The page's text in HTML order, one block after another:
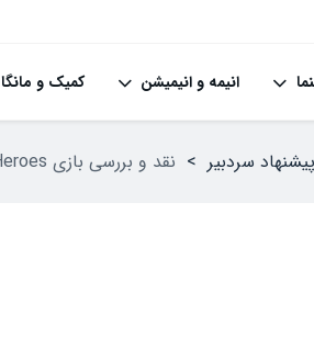
انیمه و انیمیشن کمیک و مانگا
پیشنهاد سردبیر > نقد و بررسی بازی Eiyuden Chronicle: Hundred Heroes